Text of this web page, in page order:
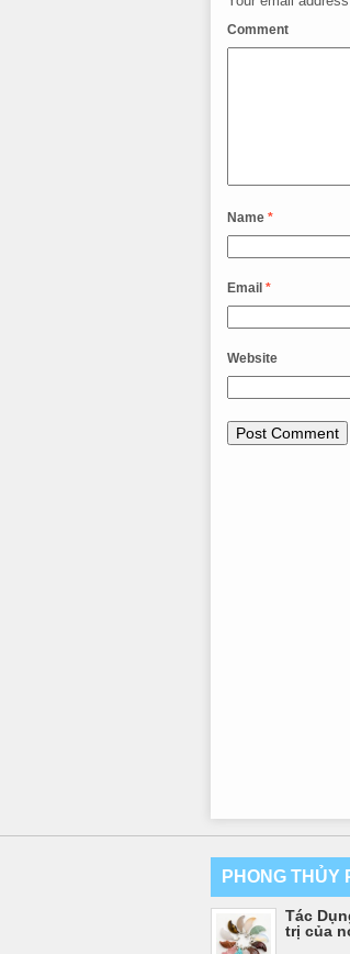
Comment
Name *
Email *
Website
PHONG THỦY
Tác
trị của